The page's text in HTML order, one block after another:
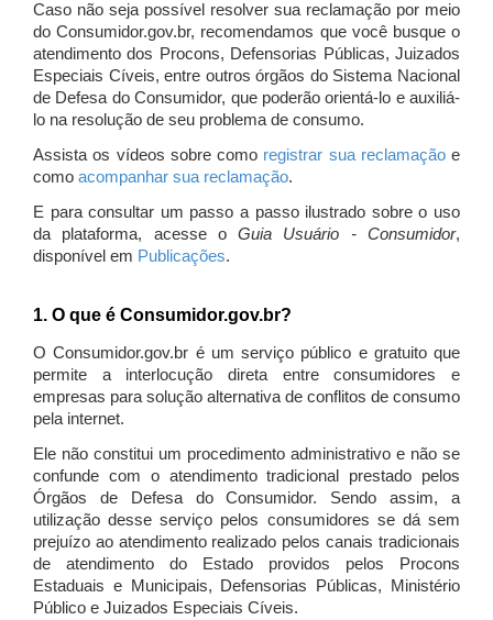
Caso não seja possível resolver sua reclamação por meio
do Consumidor.gov.br, recomendamos que você busque o
atendimento dos Procons, Defensorias Públicas, Juizados
Especiais Cíveis, entre outros órgãos do Sistema Nacional
de Defesa do Consumidor, que poderão orientá-lo e auxiliá-
lo na resolução de seu problema de consumo.
Assista os vídeos sobre como registrar sua reclamaçãoe
como acompanhar sua reclamação.
E para consultar um passo a passo ilustrado sobre o uso
da plataforma, acesse oGuia Usuário - Consumidor,
disponível em Publicações.
1. O que é Consumidor.gov.br?
O Consumidor.gov.br é um serviço público e gratuito que
permite a interlocução direta entre consumidores e
empresas para solução alternativa de conflitos de consumo
pela internet.
Ele não constitui um procedimento administrativo e não se
confunde com o atendimento tradicional prestado pelos
Órgãos de Defesa do Consumidor. Sendo assim, a
utilização desse serviço pelos consumidores se dá sem
prejuízo ao atendimento realizado pelos canais tradicionais
de atendimento do Estado providos pelos Procons
Estaduais e Municipais, Defensorias Públicas, Ministério
Público e Juizados Especiais Cíveis.